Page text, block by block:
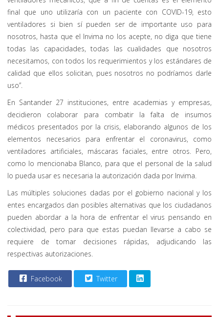
final que uno utilizaría con un paciente con COVID-19, esto
ventiladores si bien sí pueden ser de importante uso para
nosotros, hasta que el Invima no los acepte, no diga que tiene
todas las capacidades, todas las cualidades que nosotros
necesitamos, con todos los requerimientos y los estándares de
calidad que ellos solicitan, pues nosotros no podríamos darle
uso”.
En Santander 27 instituciones, entre academias y empresas,
decidieron colaborar para combatir la falta de insumos
médicos presentados por la crisis, elaborando algunos de los
elementos necesarios para enfrentar el coronavirus, como
ventiladores artificiales, máscaras faciales, entre otros. Pero,
como lo mencionaba Blanco, para que el personal de la salud
lo pueda usar es necesaria la autorización dada por Invima.
Las múltiples soluciones dadas por el gobierno nacional y los
entes encargados dan posibles alternativas que los ciudadanos
pueden abordar a la hora de enfrentar el virus pensando en
colectividad, pero para que estas puedan llevarse a cabo se
requiere de tomar decisiones rápidas, adjudicando las
respectivas autorizaciones.
Facebook Twitter